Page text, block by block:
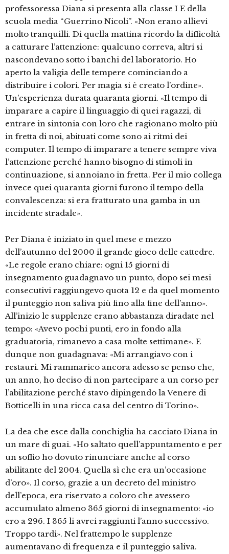
professoressa Diana si presenta alla classe I E della
scuola media “Guerrino Nicoli”. «Non erano allievi
molto tranquilli. Di quella mattina ricordo la difficoltà
a catturare l’attenzione: qualcuno correva, altri si
nascondevano sotto i banchi del laboratorio. Ho
aperto la valigia delle tempere cominciando a
distribuire i colori. Per magia si è creato l’ordine».
Un’esperienza durata quaranta giorni. «Il tempo di
imparare a capire il linguaggio di quei ragazzi, di
entrare in sintonia con loro che ragionano molto più
in fretta di noi, abituati come sono ai ritmi dei
computer. Il tempo di imparare a tenere sempre viva
l’attenzione perché hanno bisogno di stimoli in
continuazione, si annoiano in fretta. Per il mio collega
invece quei quaranta giorni furono il tempo della
convalescenza: si era fratturato una gamba in un
incidente stradale».
Per Diana è iniziato in quel mese e mezzo
dell’autunno del 2000 il grande gioco delle cattedre.
«Le regole erano chiare: ogni 15 giorni di
insegnamento guadagnavo un punto, dopo sei mesi
consecutivi raggiungevo quota 12 e da quel momento
il punteggio non saliva più fino alla fine dell’anno».
All’inizio le supplenze erano abbastanza diradate nel
tempo: «Avevo pochi punti, ero in fondo alla
graduatoria, rimanevo a casa molte settimane». E
dunque non guadagnava: «Mi arrangiavo con i
restauri. Mi rammarico ancora adesso se penso che,
un anno, ho deciso di non partecipare a un corso per
l’abilitazione perché stavo dipingendo la Venere di
Botticelli in una ricca casa del centro di Torino».
La dea che esce dalla conchiglia ha cacciato Diana in
un mare di guai. «Ho saltato quell’appuntamento e per
un soffio ho dovuto rinunciare anche al corso
abilitante del 2004. Quella sì che era un’occasione
d’oro». Il corso, grazie a un decreto del ministro
dell’epoca, era riservato a coloro che avessero
accumulato almeno 365 giorni di insegnamento: «io
ero a 296. I 365 li avrei raggiunti l’anno successivo.
Troppo tardi». Nel frattempo le supplenze
aumentavano di frequenza e il punteggio saliva.